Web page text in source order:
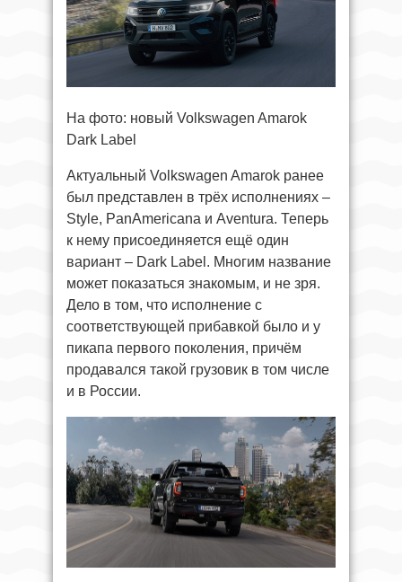
На фото: новый Volkswagen Amarok
Dark Label
Актуальный Volkswagen Amarok ранее
был представлен в трёх исполнениях –
Style, PanAmericana и Aventura. Теперь
к нему присоединяется ещё один
вариант – Dark Label. Многим название
может показаться знакомым, и не зря.
Дело в том, что исполнение с
соответствующей прибавкой было и у
пикапа первого поколения, причём
продавался такой грузовик в том числе
и в России.